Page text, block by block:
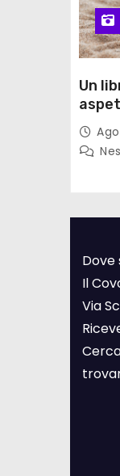
Un
Dove
Il
Via